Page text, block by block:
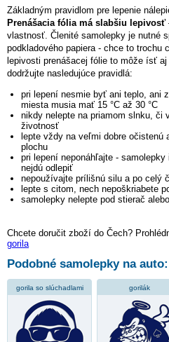
Základným pravidlom pre lepenie
Prenášacia fólia má slabšiu lepivosť
vlastnosť. Členité samolepky je nutné
podkladového papiera - chce to trochu
lepivosti prenášacej fólie to môže ísť
dodržujte nasledujúce pravidlá:
pri lepení nesmie byť ani teplo, ani
miesta musia mať 15 °C až 30 °C
nikdy nelepte na priamom slnku, či
životnosť
lepte vždy na veľmi dobre očistenú
plochu
pri lepení neponáhľajte -
nejdú odlepiť
nepoužívajte prílišnú silu a po celý
lepte s citom, nech nepoškriabete
samolepky nelepte pod stierač
Chcete doručit zboží do Čech?
gorila
Podobné samolepky na auto:
gorila so slúchadlami gorilák